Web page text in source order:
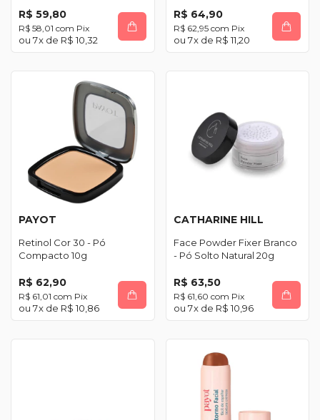
R$ 59,80
R$ 58,01 com Pix
7x de R$ 10,32
R$ 64,90
R$ 62,95 com Pix
7x de R$ 11,20
PAYOT
Retinol Cor 30 - Pó
Compacto 10g
R$ 62,90
R$ 61,01 com Pix
7x de R$ 10,86
CATHARINE HILL
Face Powder Fixer Branco
- Pó Solto Natural 20g
R$ 63,50
R$ 61,60 com Pix
7x de R$ 10,96